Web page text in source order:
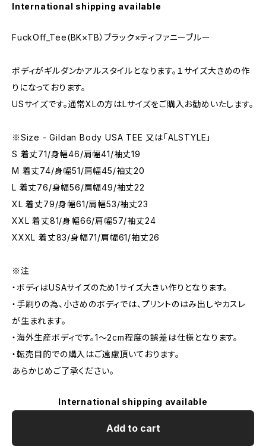
International shipping available
FuckOff_Tee(BK×TB）ブラック×ティファニーブルー
ボディがギルダンかアルスタイルとなります。１サイズ大きめの作
りになっております。
USサイズです。通常XLの方はLサイズをご購入お勧めいたします。
※Size - Gildan Body USA TEE 又は「ALSTYLE」
S 着丈71/身幅46/肩幅41/袖丈19
M 着丈74/身幅51/肩幅45/袖丈20
L 着丈76/身幅56/肩幅49/袖丈22
XL 着丈79/身幅61/肩幅53/袖丈23
XXL 着丈81/身幅66/肩幅57/袖丈24
XXXL 着丈83/身幅71/肩幅61/袖丈26
※注
・ボディはUSAサイズのため1サイズ大きい作りとなります。
・手刷りの為、小さめのボディでは、プリントのはみ出しやカスレ
が生まれます。
・海外生産ボディです。1～2cm程度の誤差は仕様となります。
・転売目的での購入はご遠慮頂いております。
あらかじめご了承ください。
International shipping available
Add to cart